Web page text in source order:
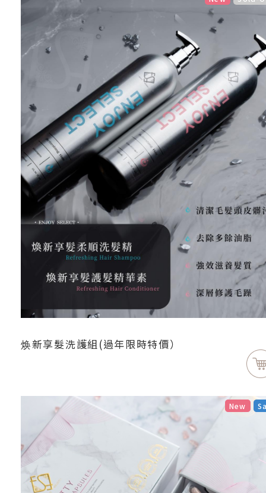
焕新享髮洗護組(過年限時特價）
New